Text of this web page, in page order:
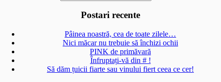
Postari recente
Pâinea noastră, cea de toate zilele…
Nici măcar nu trebuie să închizi ochii
PINK de primăvară
Înfruptați-vă din # !
Să dăm țuicii fiarte sau vinului fiert ceea ce cer!